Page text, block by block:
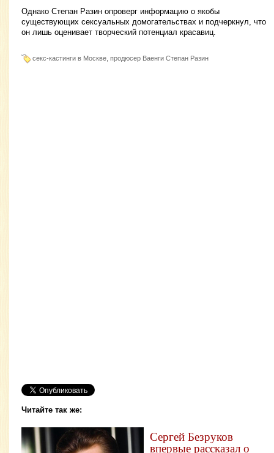
Однако Степан Разин опроверг информацию о якобы
существующих сексуальных домогательствах и подчеркнул, что
он лишь оценивает творческий потенциал красавиц.
секс-кастинги в Москве, продюсер Ваенги Степан Разин
Читайте так же:
Сергей Безруков
впервые рассказал о